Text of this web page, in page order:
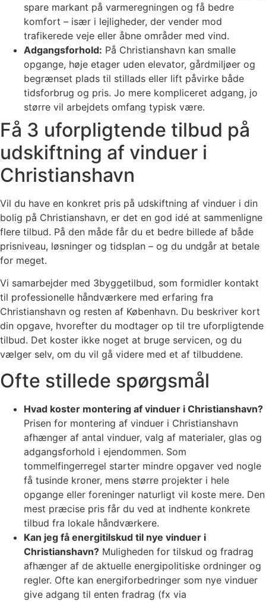
spare markant på varmeregningen og få bedre
komfort – især i lejligheder, der vender mod
trafikerede veje eller åbne områder med vind.
Adgangsforhold: På Christianshavn kan smalle
opgange, høje etager uden elevator, gårdmiljøer og
begrænset plads til stillads eller lift påvirke både
tidsforbrug og pris. Jo mere kompliceret adgang, jo
større vil arbejdets omfang typisk være.
Få 3 uforpligtende tilbud på
udskiftning af vinduer i
Christianshavn
Vil du have en konkret pris på udskiftning af vinduer i din
bolig på Christianshavn, er det en god idé at sammenligne
flere tilbud. På den måde får du et bedre billede af både
prisniveau, løsninger og tidsplan – og du undgår at betale
for meget.
Vi samarbejder med 3byggetilbud, som formidler kontakt
til professionelle håndværkere med erfaring fra
Christianshavn og resten af København. Du beskriver kort
din opgave, hvorefter du modtager op til tre uforpligtende
tilbud. Det koster ikke noget at bruge servicen, og du
vælger selv, om du vil gå videre med et af tilbuddene.
Ofte stillede spørgsmål
Hvad koster montering af vinduer i Christianshavn?
Prisen for montering af vinduer i Christianshavn
afhænger af antal vinduer, valg af materialer, glas og
adgangsforhold i ejendommen. Som
tommelfingerregel starter mindre opgaver ved nogle
få tusinde kroner, mens større projekter i hele
opgange eller foreninger naturligt vil koste mere. Den
mest præcise pris får du ved at indhente konkrete
tilbud fra lokale håndværkere.
Kan jeg få energitilskud til nye vinduer i
Christianshavn? Muligheden for tilskud og fradrag
afhænger af de aktuelle energipolitiske ordninger og
regler. Ofte kan energiforbedringer som nye vinduer
give adgang til enten fradrag (fx via